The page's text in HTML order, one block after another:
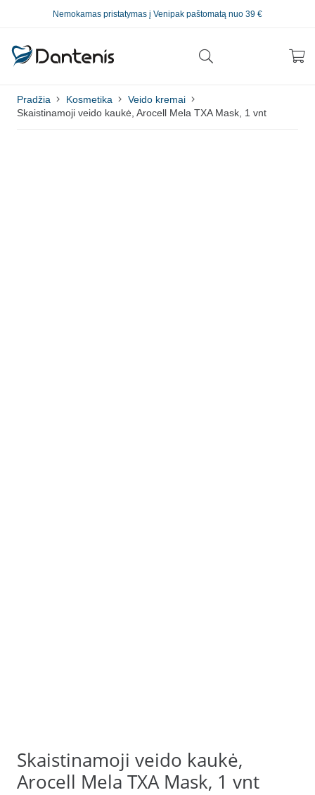
Nemokamas pristatymas į Venipak paštomatą nuo 39 €
Pradžia Kosmetika
Veido kremai
Skaistinamoji veido kaukė, Arocell Mela TXA Mask, 1 vnt
Skaistinamoji veido kaukė,
Arocell Mela TXA Mask, 1 vnt